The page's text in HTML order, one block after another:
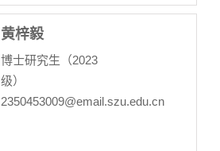
黄梓毅
博士研究生（2023
级）
2350453009@email.szu.edu.cn